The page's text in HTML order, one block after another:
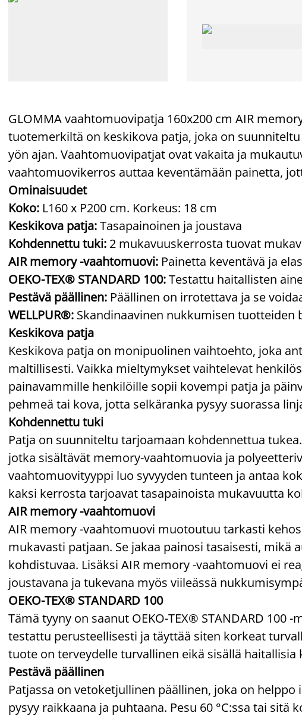
GLOMMA vaahtomuovipatja 160x200 cm AIR
tuotemerkiltä on keskikova patja, joka on
yön ajan. Vaahtomuovipatjat ovat vakaita ja
vaahtomuovikerros auttaa keventämään painetta,
Ominaisuudet
Koko: L160 x P200 cm. Korkeus: 18 cm
Keskikova patja:Tasapainoinen ja joustava
Kohdennettu tuki: 2 mukavuuskerrosta tuovat
AIR memory -vaahtomuovi: Painetta keventävä ja
OEKO-TEX® STANDARD 100:Testattu haitallisten
Pestävä päällinen: Päällinen on irrotettava ja se
WELLPUR®: Skandinaavinen nukkumisen tuotteiden
Keskikova patja
Keskikova patja on monipuolinen vaihtoehto, joka
maltillisesti. Vaikka mieltymykset vaihtelevat
painavammille henkilöille sopii kovempi patja ja
pehmeä tai kova, jotta selkäranka pysyy suorassa
Kohdennettu tuki
Patja on suunniteltu tarjoamaan kohdennettua
jotka sisältävät memory-vaahtomuovia ja
vaahtomuovityyppi luo syvyyden tunteen ja antaa
kaksi kerrosta tarjoavat tasapainoista mukavuutta
AIR memory -vaahtomuovi
AIR memory -vaahtomuovi muotoutuu tarkasti
mukavasti patjaan. Se jakaa painosi tasaisesti, mikä
kohdistuvaa. Lisäksi AIR memory -vaahtomuovi ei
joustavana ja tukevana myös viileässä
OEKO-TEX® STANDARD 100
Tämä tyyny on saanut OEKO-TEX® STANDARD 100
testattu perusteellisesti ja täyttää siten korkeat
tuote on terveydelle turvallinen eikä sisällä haitallisia
Pestävä päällinen
Patjassa on vetoketjullinen päällinen, joka on helppo
pysyy raikkaana ja puhtaana. Pesu 60 °C:ssa tai